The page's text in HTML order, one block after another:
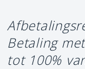
Betaling
tot 100%